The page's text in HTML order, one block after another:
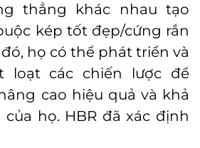
thẳng khác nhau tạo
kép tốt đẹp/cứng rắn
họ có thể phát triển và
loạt các chiến lược để
cao hiệu quả và khả
họ. HBR đã xác định